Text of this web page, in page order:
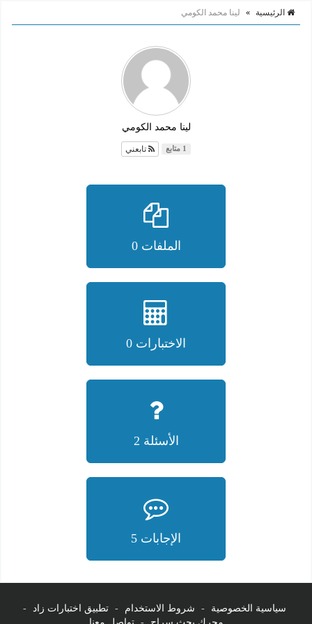
الرئيسية » لينا محمد الكومي
لينا محمد الكومي
1 متابع تابعني
الملفات 0
الاختبارات 0
الأسئلة 2
الإجابات 5
سياسية الخصوصية - شروط الاستخدام - تطبيق اختبارات زاد
-